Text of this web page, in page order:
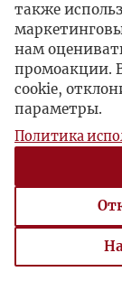
также
нам
промоакции.
cookie,
параметры.
Политика
Настройки